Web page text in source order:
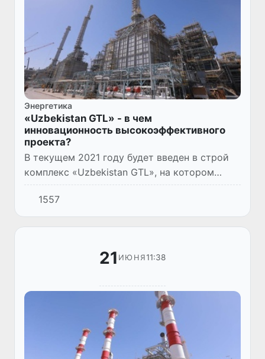
Энергетика
«Uzbekistan GTL» - в чем
инновационность высокоэффективного
проекта?
В текущем 2021 году будет введен в строй
комплекс «Uzbekistan GTL», на котором
ежегодно будет производиться
импортозамещающая продукция
нефтепродуктов и углеводородного сырья на
1557
21 ИЮНЯ11:38